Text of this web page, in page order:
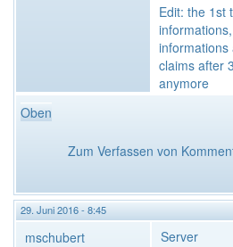
Edit: the 1st
informations
claims after
anymore
Oben
Zum Verfassen von
29. Juni 2016 - 8:45
mschubert
Server